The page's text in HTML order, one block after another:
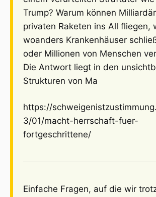
Trump? Warum können
privaten Raketen ins All fliegen,
woanders Krankenhäuser
oder Millionen von Menschen
Die Antwort liegt in den
Strukturen von Ma
https://
3/01/macht-herrschaft-fuer-
fortgeschrittene/
Einfache Fragen, auf die wir